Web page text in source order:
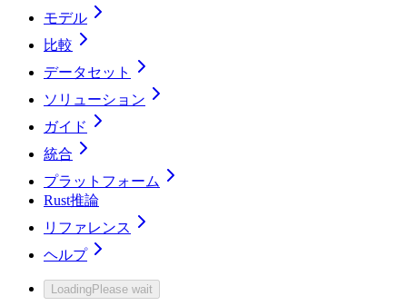
モデル
比較
データセット
ソリューション
ガイド
統合
プラットフォーム
Rust推論
リファレンス
ヘルプ
LoadingPlease wait